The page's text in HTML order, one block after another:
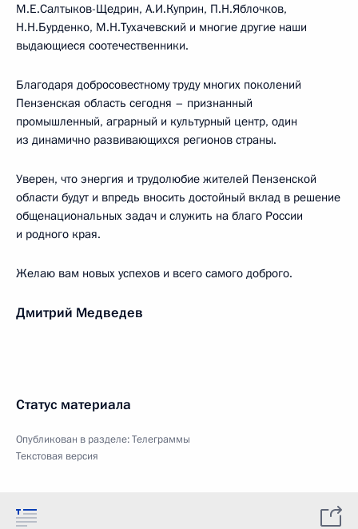
М.Е.Салтыков-Щедрин, А.И.Куприн, П.Н.Яблочков,
Н.Н.Бурденко, М.Н.Тухачевский и многие другие наши
выдающиеся соотечественники.
Благодаря добросовестному труду многих поколений
Пензенская область сегодня – признанный
промышленный, аграрный и культурный центр, один
из динамично развивающихся регионов страны.
Уверен, что энергия и трудолюбие жителей Пензенской
области будут и впредь вносить достойный вклад в решение
общенациональных задач и служить на благо России
и родного края.
Желаю вам новых успехов и всего самого доброго.
Дмитрий Медведев
Статус материала
Опубликован в разделе:Телеграммы
Текстовая версия